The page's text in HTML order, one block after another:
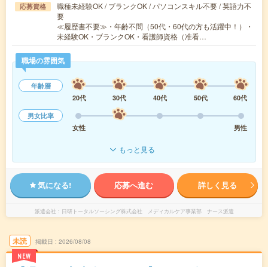
応募資格
職種未経験OK / ブランクOK / パソコンスキル不要 / 英語力不
要
≪履歴書不要≫・年齢不問（50代・60代の方も活躍中！）・
未経験OK・ブランクOK・看護師資格（准看…
職場の雰囲気
年齢層
20代
30代 40代 50代
60代
男女比率
女性
男性
もっと見る
気になる! 応募へ進む 詳しく見る
派遣会社 日研トータルソーシング株式会社 メディカルケア事業部 ナース派遣
未読
NEW
掲載日 2026/08/08